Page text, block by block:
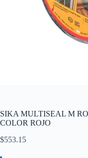
SIKA MULTISEAL M
COLOR ROJO
$553.15